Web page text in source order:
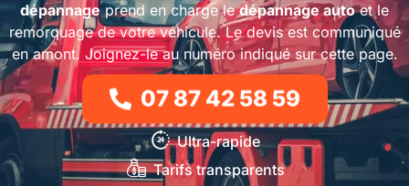
dépannageprend en charge ledépannage autoet le
remorquage de votre véhicule. Le devis est communiqué
en amont. Joignez-le au numéro indiqué sur cette page.
07 87 42 58 59
Ultra-rapide
Tarifs transparents